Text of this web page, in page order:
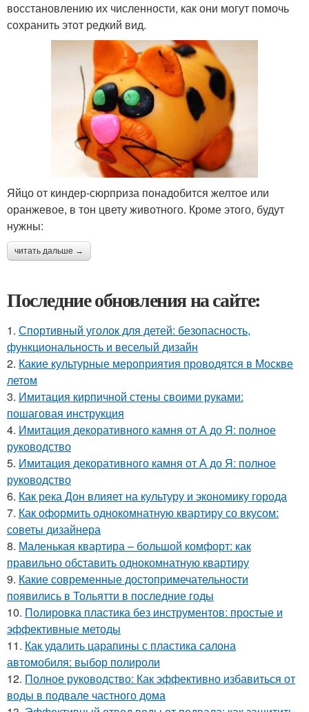
восстановлению их численности, как они могут помочь
сохранить этот редкий вид.
Яйцо от киндер-сюрприза понадобится желтое или
оранжевое, в тон цвету животного. Кроме этого, будут
нужны:
читать дальше →
Последние обновления на сайте:
1. Спортивный уголок для детей: безопасность,
функциональность и веселый дизайн
2. Какие культурные мероприятия проводятся в Москве
летом
3. Имитация кирпичной стены своими руками:
пошаговая инструкция
4. Имитация декоративного камня от А до Я: полное
руководство
5. Имитация декоративного камня от А до Я: полное
руководство
6. Как река Дон влияет на культуру и экономику города
7. Как оформить однокомнатную квартиру со вкусом:
советы дизайнера
8. Маленькая квартира – большой комфорт: как
правильно обставить однокомнатную квартиру
9. Какие современные достопримечательности
появились в Тольятти в последние годы
10. Полировка пластика без инструментов: простые и
эффективные методы
11. Как удалить царапины с пластика салона
автомобиля: выбор полироли
12. Полное руководство: Как эффективно избавиться от
воды в подвале частного дома